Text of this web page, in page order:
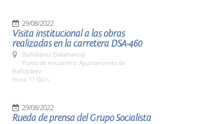
29/08/2022
Visita institucional a las obras
realizadas en la carretera DSA-460
Bañobárez (Salamanca)
Punto de encuentro: Ayuntamiento de
Bañobárez.
Hora: 11:00 h.
29/08/2022
Rueda de prensa del Grupo Socialista